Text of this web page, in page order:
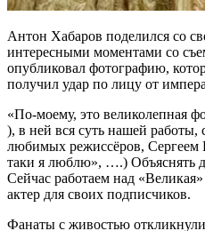
Антон Хабаров поделился со
интересными моментами со
опубликовал фотографию,
получил удар по лицу от
«По-моему, это великолепная
), в ней вся суть нашей
любимых режиссёров, Сергеем
таки я люблю», ….) Объяснять
Сейчас работаем над
актер для своих подписчиков.
Фанаты с живостью